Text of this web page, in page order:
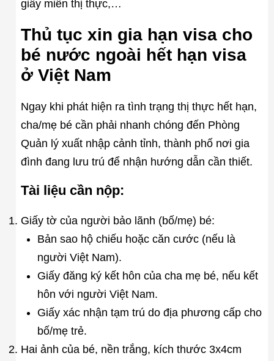
giấy miễn thị thực,…
Thủ tục xin gia hạn visa cho
bé nước ngoài hết hạn visa
ở Việt Nam
Ngay khi phát hiện ra tình trạng thị thực hết hạn,
cha/mẹ bé cần phải nhanh chóng đến Phòng
Quản lý xuất nhập cảnh tỉnh, thành phố nơi gia
đình đang lưu trú để nhận hướng dẫn cần thiết.
Tài liệu cần nộp:
Giấy tờ của người bảo lãnh (bố/mẹ) bé:
Bản sao hộ chiếu hoặc căn cước (nếu là
người Việt Nam).
Giấy đăng ký kết hôn của cha mẹ bé, nếu kết
hôn với người Việt Nam.
Giấy xác nhận tạm trú do địa phương cấp cho
bố/mẹ trẻ.
Hai ảnh của bé, nền trắng, kích thước 3x4cm